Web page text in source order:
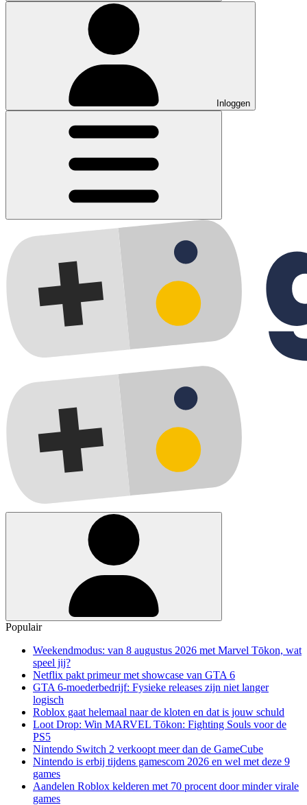
Inloggen
Populair
Weekendmodus: van 8 augustus 2026 met Marvel Tōkon, wat
speel jij?
Netflix pakt primeur met showcase van GTA 6
GTA 6-moederbedrijf: Fysieke releases zijn niet langer
logisch
Roblox gaat helemaal naar de kloten en dat is jouw schuld
Loot Drop: Win MARVEL Tōkon: Fighting Souls voor de
PS5
Nintendo Switch 2 verkoopt meer dan de GameCube
Nintendo is erbij tijdens gamescom 2026 en wel met deze 9
games
Aandelen Roblox kelderen met 70 procent door minder virale
games